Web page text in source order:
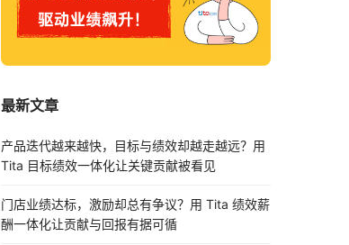
最新文章
产品迭代越来越快，目标与绩效却越走越远？用
Tita 目标绩效一体化让关键贡献被看见
门店业绩达标，激励却总有争议？用 Tita 绩效薪
酬一体化让贡献与回报有据可循